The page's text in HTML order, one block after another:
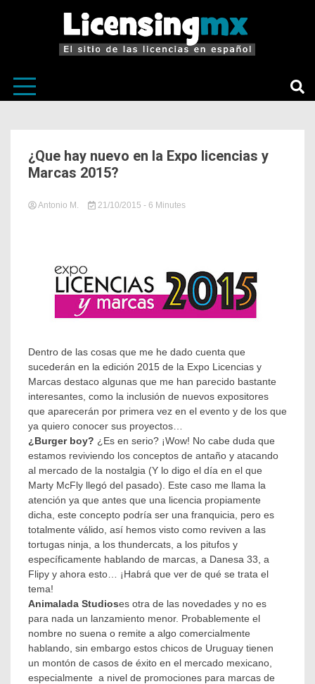
¿Que hay nuevo en la Expo licencias y
Marcas 2015?
Antonio M. 21/10/2015 in
Tagged
Wahoo,
Jugando
en
serio,
familia
del
barrio,
Licensing
México,
licensingmx
Vete
a
la
Versh
- 6 Minutes
Dentro de las cosas que me he dado cuenta que
sucederán en la edición 2015 de la Expo Licencias y
Marcas destaco algunas que me han parecido bastante
interesantes, como la inclusión de nuevos expositores
que aparecerán por primera vez en el evento y de los que
ya quiero conocer sus proyectos…
¿Burger boy? ¿Es en serio? ¡Wow! No cabe duda que
estamos reviviendo los conceptos de antaño y atacando
al mercado de la nostalgia (Y lo digo el día en el que
Marty McFly llegó del pasado). Este caso me llama la
atención ya que antes que una licencia propiamente
dicha, este concepto podría ser una franquicia, pero es
totalmente válido, así hemos visto como reviven a las
tortugas ninja, a los thundercats, a los pitufos y
específicamente hablando de marcas, a Danesa 33, a
Flipy y ahora esto… ¡Habrá que ver de qué se trata el
tema!
Animalada Studioses otra de las novedades y no es
para nada un lanzamiento menor. Probablemente el
nombre no suena o remite a algo comercialmente
hablando, sin embargo estos chicos de Uruguay tienen
un montón de casos de éxito en el mercado mexicano,
especialmente a nivel de promociones para marcas de